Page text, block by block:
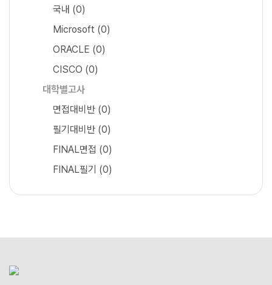
국내 (0)
Microsoft (0)
ORACLE (0)
CISCO (0)
대학별고사
면접대비반 (0)
필기대비반 (0)
FINAL면접 (0)
FINAL필기 (0)